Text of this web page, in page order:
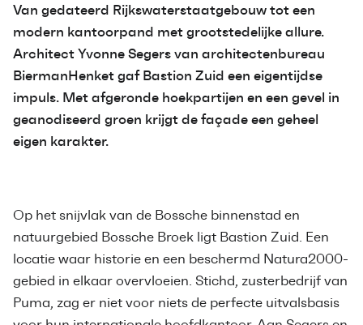
Van gedateerd Rijkswaterstaatgebouw tot een
modern kantoorpand met grootstedelijke allure.
Architect Yvonne Segers van architectenbureau
BiermanHenket gaf Bastion Zuid een eigentijdse
impuls. Met afgeronde hoekpartijen en een gevel in
geanodiseerd groen krijgt de façade een geheel
eigen karakter.
Op het snijvlak van de Bossche binnenstad en
natuurgebied Bossche Broek ligt Bastion Zuid. Een
locatie waar historie en een beschermd Natura2000-
gebied in elkaar overvloeien. Stichd, zusterbedrijf van
Puma, zag er niet voor niets de perfecte uitvalsbasis